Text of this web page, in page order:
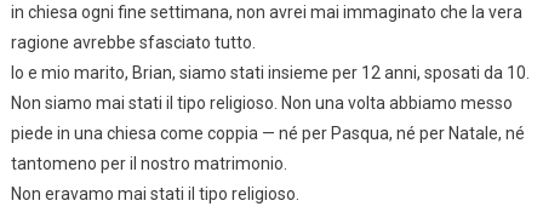
in chiesa ogni fine settimana, non avrei mai immaginato che la vera
ragione avrebbe sfasciato tutto.
Io e mio marito, Brian, siamo stati insieme per 12 anni, sposati da 10.
Non siamo mai stati il tipo religioso. Non una volta abbiamo messo
piede in una chiesa come coppia — né per Pasqua, né per Natale, né
tantomeno per il nostro matrimonio.
Non eravamo mai stati il tipo religioso.